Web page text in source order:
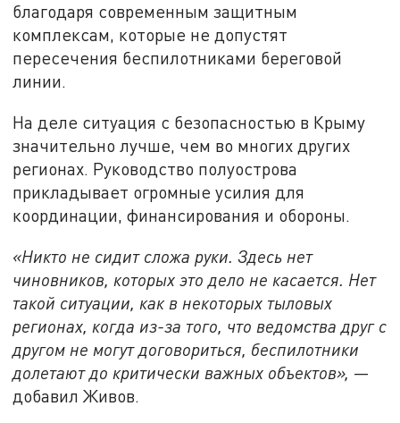
благодаря современным защитным
комплексам, которые не допустят
пересечения беспилотниками береговой
линии.
На деле ситуация с безопасностью в Крыму
значительно лучше, чем во многих других
регионах. Руководство полуострова
прикладывает огромные усилия для
координации, финансирования и обороны.
«Никто не сидит сложа руки. Здесь нет
чиновников, которых это дело не касается. Нет
такой ситуации, как в некоторых тыловых
регионах, когда из-за того, что ведомства друг с
другом не могут договориться, беспилотники
долетают до критически важных объектов», —
добавил Живов.